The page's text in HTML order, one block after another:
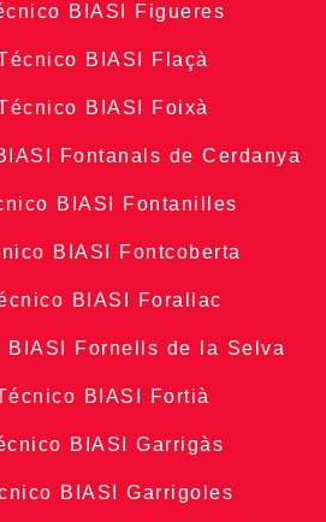
BIASI Figueres
BIASI Flaçà
BIASI Foixà
Fontanals de Cerdanya
BIASI Fontanilles
BIASI Fontcoberta
BIASI Forallac
BIASI Fornells de la Selva
BIASI Fortià
BIASI Garrigàs
BIASI Garrigoles